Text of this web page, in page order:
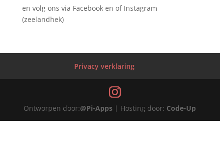
en volg ons via Facebook en of Instagram
(zeelandhek)
Privacy verklaring
Ontworpen door:@Pi-Apps | Hosting door: Code-Up